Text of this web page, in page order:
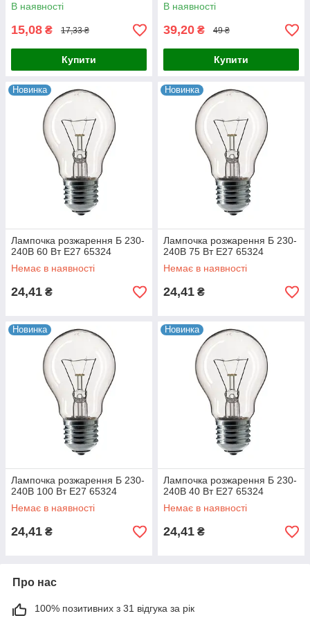
В наявності
15,08 ₴ 17,33 ₴
Купити
В наявності
39,20 ₴ 49 ₴
Купити
Новинка
Лампочка розжарення Б 230-
240В 60 Вт Е27 65324
Немає в наявності
24,41 ₴
Новинка
Лампочка розжарення Б 230-
240В 75 Вт Е27 65324
Немає в наявності
24,41 ₴
Новинка
Лампочка розжарення Б 230-
240В 100 Вт Е27 65324
Немає в наявності
24,41 ₴
Новинка
Лампочка розжарення Б 230-
240В 40 Вт Е27 65324
Немає в наявності
24,41 ₴
Про нас
100% позитивних з 31 відгука за рік